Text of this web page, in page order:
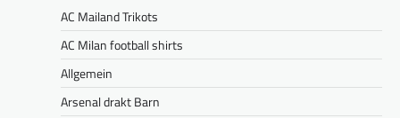
AC Mailand Trikots
AC Milan football shirts
Allgemein
Arsenal drakt Barn